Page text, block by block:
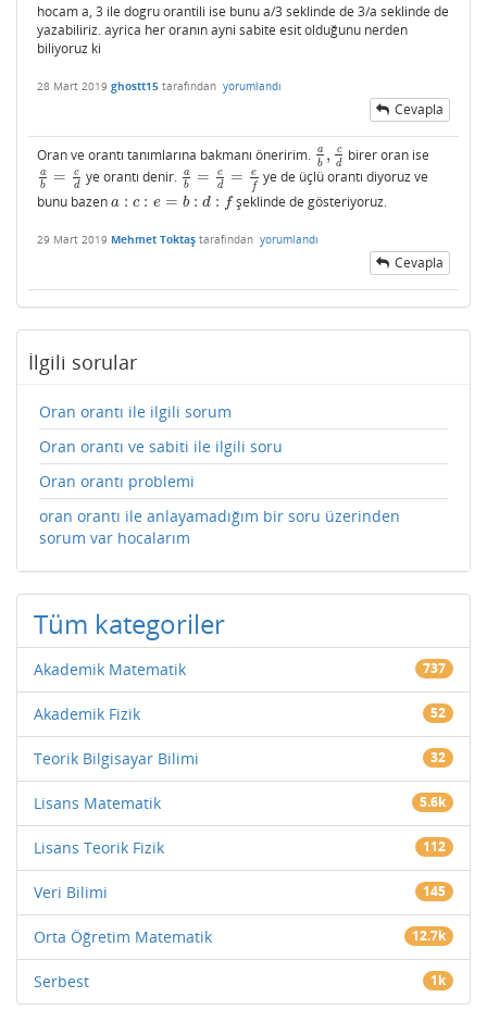
hocam a, 3 ile dogru orantili ise bunu a/3 seklinde de 3/a seklinde de
yazabiliriz. ayrica her oranın ayni sabite esit olduğunu nerden
biliyoruz ki
28 Mart 2019 ghostt15 tarafından yorumlandı
Cevapla
Oran ve orantı tanımlarına bakmanı öneririm. a
b ,
c
d
ab cd birer oran ise
a
b
=
c
d
ab =c d ye orantı denir. a
b
=
c
d
=
e
f
ab =c d= ef
ye de üçlü orantı diyoruz ve
bunu bazen a : c : e = b : d : f
a: c e= b:d :f şeklinde de gösteriyoruz.
29 Mart 2019 Mehmet Toktaş tarafından yorumlandı
Cevapla
İlgili sorular
Oran orantı ile ilgili sorum
Oran orantı ve sabiti ile ilgili soru
Oran orantı problemi
oran orantı ile anlayamadığım bir soru üzerinden
sorum var hocalarım
Tüm kategoriler
Akademik Matematik 737
Akademik Fizik 52
Teorik Bilgisayar Bilimi 32
Lisans Matematik 5.6k
Lisans Teorik Fizik 112
Veri Bilimi 145
Orta Öğretim Matematik 12.7k
Serbest 1k